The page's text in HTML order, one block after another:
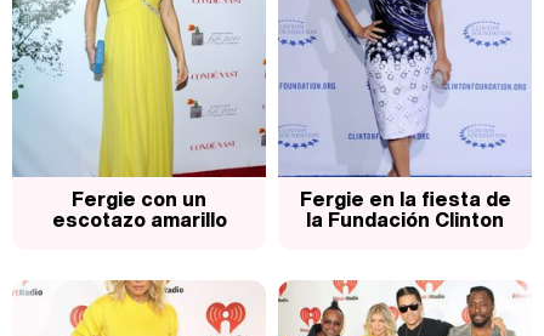
Fergie con un
escotazo amarillo
Fergie en la fiesta de
la Fundación Clinton